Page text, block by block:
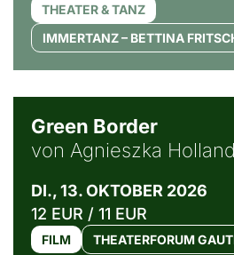
THEATER & TANZ
IMMERTANZ – BETTINA
Green Border
von Agnieszka Holland
DI., 13. OKTOBER 2026
12 EUR / 11 EUR
FILM THEATERFORUM